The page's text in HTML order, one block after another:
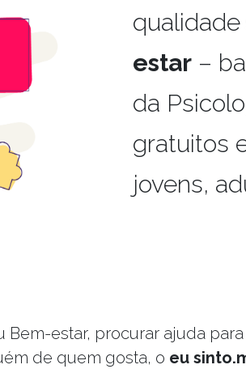
qualidade
estar –
da
gratuitos
jovens,
Bem-estar, procurar ajuda
de quem gosta, o eu